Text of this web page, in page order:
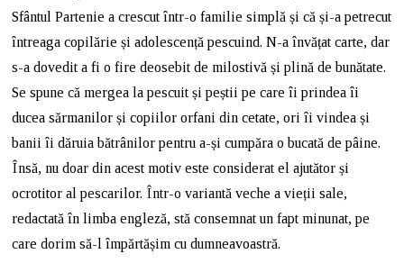
Sfântul Partenie a crescut într-o familie simplă și că și-a petrecut
întreaga copilărie și adolescență pescuind. N-a învățat carte, dar
s-a dovedit a fi o fire deosebit de milostivă și plină de bunătate.
Se spune că mergea la pescuit și peștii pe care îi prindea îi
ducea sărmanilor și copiilor orfani din cetate, ori îi vindea și
banii îi dăruia bătrânilor pentru a-și cumpăra o bucată de pâine.
Însă, nu doar din acest motiv este considerat el ajutător și
ocrotitor al pescarilor. Într-o variantă veche a vieții sale,
redactată în limba engleză, stă consemnat un fapt minunat, pe
care dorim să-l împărtășim cu dumneavoastră.